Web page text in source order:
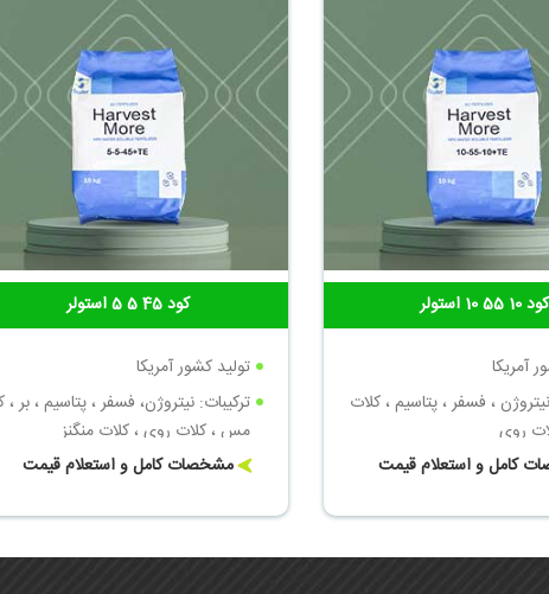
کود 10 55 10 استولر
آمریکا
، فسفر ، پتاسیم ، کلات
روی
کامل و استعلام قیمت
کود 45 5 5 استولر
تولید کشور آمریکا
ترکیبات: نیتروژن، فسفر ، پتاسیم ، بر ،
مس ، کلات روی ، کلات منگنز
مشخصات کامل و استعلام قیمت